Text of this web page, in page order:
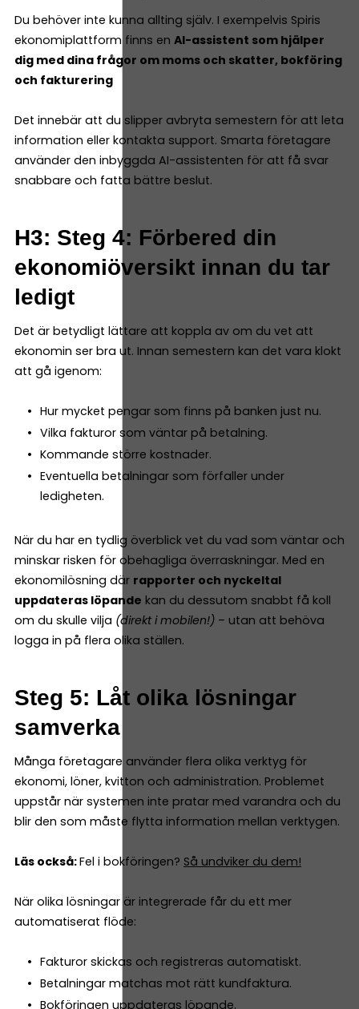
Du behöver inte kunna allting själv. I exempelvis Spiris
ekonomiplattform finns en AI-assistent som hjälper
dig med dina frågor om moms och skatter, bokföring
och fakturering
Det innebär att du slipper avbryta semestern för att leta
information eller kontakta support. Smarta företagare
använder den inbyggda AI-assistenten för att få svar
snabbare och fatta bättre beslut.
H3: Steg 4: Förbered din
ekonomiöversikt innan du tar
ledigt
Det är betydligt lättare att koppla av om du vet att
ekonomin ser bra ut. Innan semestern kan det vara klokt
att gå igenom:
Hur mycket pengar som finns på banken just nu.
Vilka fakturor som väntar på betalning.
Kommande större kostnader.
Eventuella betalningar som förfaller under
ledigheten.
När du har en tydlig överblick vet du vad som väntar och
minskar risken för obehagliga överraskningar. Med en
ekonomilösning där rapporter och nyckeltal
uppdateras löpande kan du dessutom snabbt få koll
om du skulle vilja (direkt i mobilen!) – utan att behöva
logga in på flera olika ställen.
Steg 5: Låt olika lösningar
samverka
Många företagare använder flera olika verktyg för
ekonomi, löner, kvitton och administration. Problemet
uppstår när systemen inte pratar med varandra och du
blir den som måste flytta information mellan verktygen.
Läs också:Fel i bokföringen? Så undviker du dem!
När olika lösningar är integrerade får du ett mer
automatiserat flöde:
Fakturor skickas och registreras automatiskt.
Betalningar matchas mot rätt kundfaktura.
Bokföringen uppdateras löpande.